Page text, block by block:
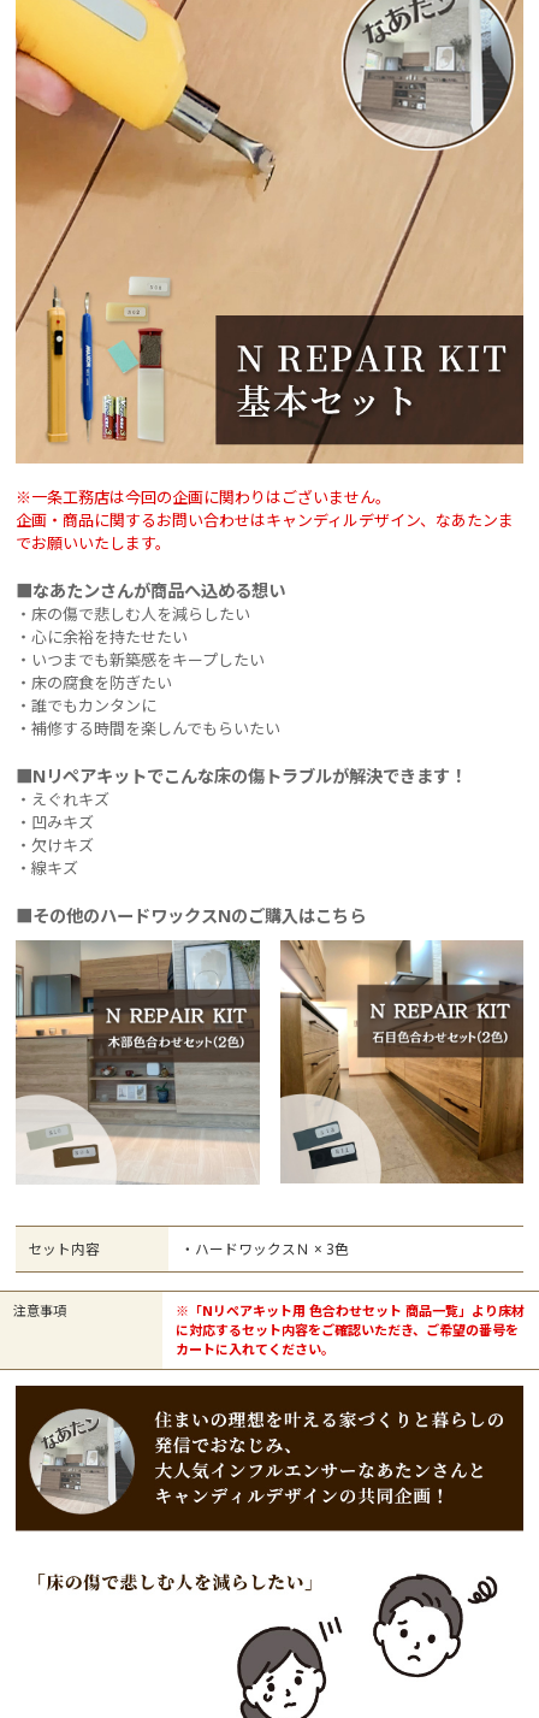
※一条工務店は今回の企画に関わりはございません。
企画・商品に関するお問い合わせはキャンディルデザイン、なあたンま
でお願いいたします。
■なあたンさんが商品へ込める想い
・床の傷で悲しむ人を減らしたい
・心に余裕を持たせたい
・いつまでも新築感をキープしたい
・床の腐食を防ぎたい
・誰でもカンタンに
・補修する時間を楽しんでもらいたい
■Nリペアキットでこんな床の傷トラブルが解決できます！
・えぐれキズ
・凹みキズ
・欠けキズ
・線キズ
■その他のハードワックスNのご購入はこちら
セット内容 ・ハードワックスＮ × 3色
注意事項
※「Nリペアキット用 色合わせセット 商品一覧」より床材
に対応するセット内容をご確認いただき、ご希望の番号を
カートに入れてください。